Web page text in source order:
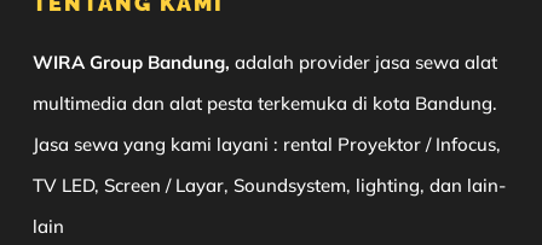
WIRA Group Bandung, adalah provider jasa sewa alat
multimedia dan alat pesta terkemuka di kota Bandung.
Jasa sewa yang kami layani : rental Proyektor / Infocus,
TV LED, Screen / Layar, Soundsystem, lighting, dan lain-
lain